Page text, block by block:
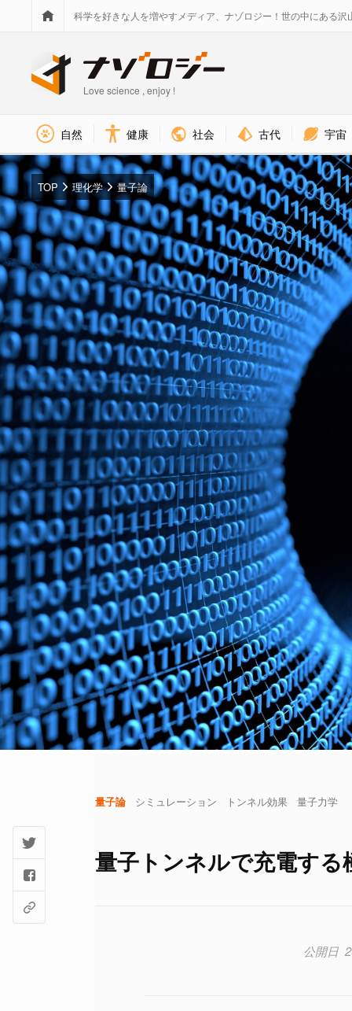
科学を好きな人を増やすメディア、ナゾロジー！世の中にある沢
Love science , enjoy !
自然 健康 社会 古代 宇宙
TOP 理化学 量子論
量子論 シミュレーション トンネル効果 量子力学
量子トンネルで充電する